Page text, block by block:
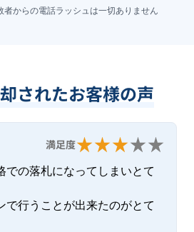
からの電話ラッシュは一切ありません
されたお客様の声
満足度
での落札になってしまいとて
で行うことが出来たのがとて